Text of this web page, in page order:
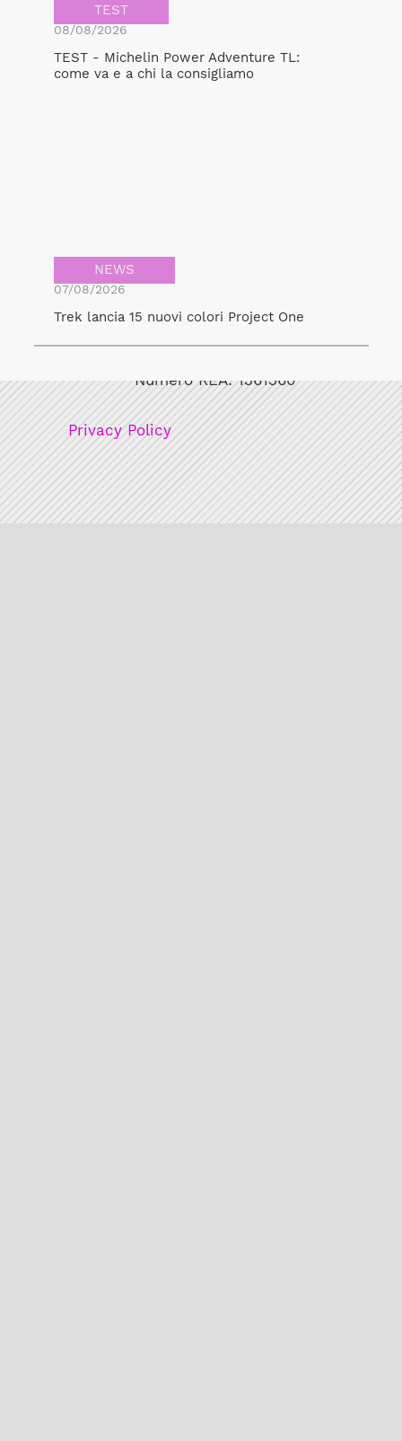
TEST
08/08/2026
TEST - Michelin Power Adventure TL:
come va e a chi la consigliamo
NEWS
07/08/2026
Trek lancia 15 nuovi colori Project One
Numero REA: 1361360
Privacy Policy